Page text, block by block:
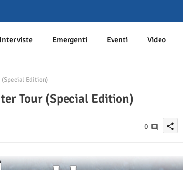
Interviste Emergenti Eventi Video
Edition)
Tour (Special Edition)
0 share